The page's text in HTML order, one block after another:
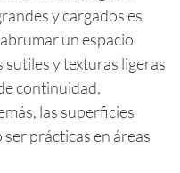
y cargados es
un espacio
y texturas ligeras
continuidad,
las superficies
prácticas en áreas